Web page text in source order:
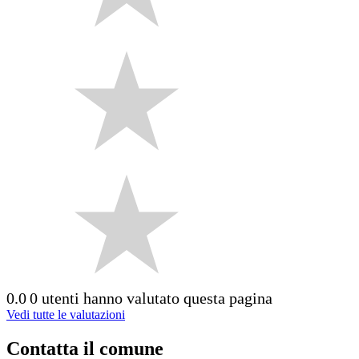
0.00 utenti hanno valutato questa pagina
Vedi tutte le valutazioni
Contatta il comune